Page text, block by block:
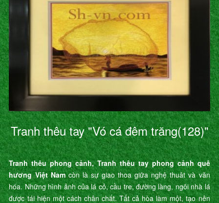
Tranh thêu tay "Vó cá đêm trăng(128)"
Tranh thêu phong cảnh, Tranh thêu tay phong cảnh quê
hương Việt Namcòn là sự giao thoa giữa nghệ thuât và văn
hóa. Những hình ảnh của lá cỏ, cầu tre, đường làng, ngôi nhà lá
được tái hiện một cách chân chất. Tất cả hòa làm một, tạo nên